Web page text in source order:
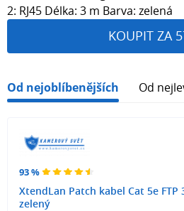
2: RJ45 Délka: 3 m Barva: zelená
KOUPIT ZA
Od nejoblíbenějších Od
93 %
XtendLan Patch kabel Cat 5e FTP
zelený